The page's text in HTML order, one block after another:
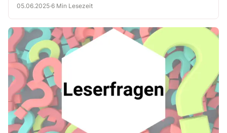
Führerscheinkontrolle überzeugen.
05.06.2025·6 Min Lesezeit